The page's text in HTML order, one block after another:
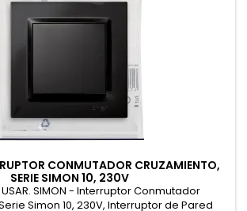
CONMUTADOR CRUZAMIENTO,
SERIE SIMON 10, 230V
USAR. SIMON - Interruptor Conmutador
Simon 10, 230V, Interruptor de Pared